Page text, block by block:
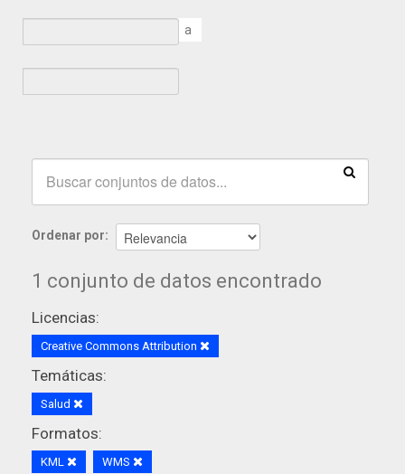
a
Ordenar por
1 conjunto de datos encontrado
Licencias:
Creative Commons Attribution
Temáticas:
Salud
Formatos:
KML WMS